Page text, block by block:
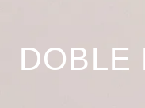
DOBLE